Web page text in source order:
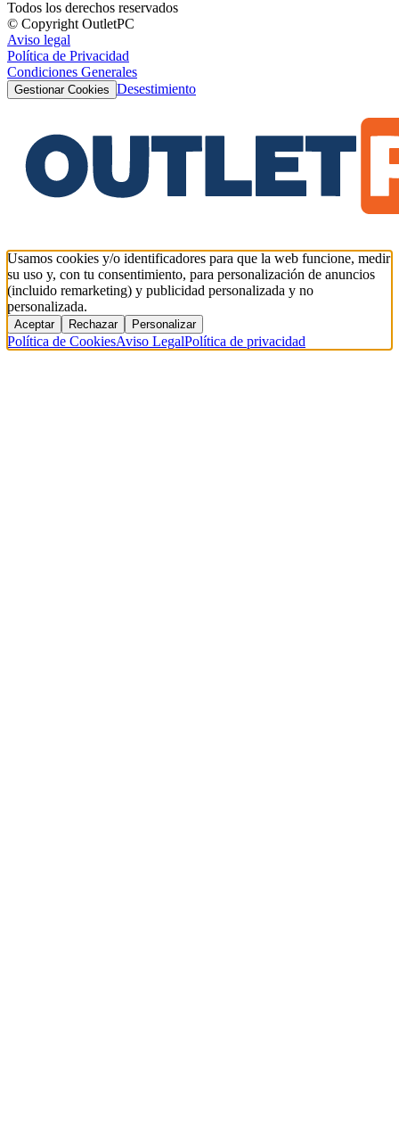
Todos los derechos reservados
© Copyright OutletPC
Aviso legal
Política de Privacidad
Condiciones Generales
Gestionar Cookies Desestimiento
Usamos cookies y/o identificadores para que la web funcione, medir
su uso y, con tu consentimiento, para personalización de anuncios
(incluido remarketing) y publicidad personalizada y no
personalizada.
Aceptar Rechazar Personalizar
Política de CookiesAviso LegalPolítica de privacidad